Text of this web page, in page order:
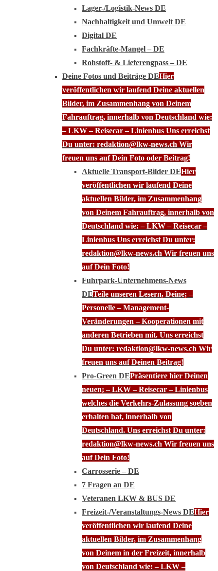
Lager-/Logistik-News DE
Nachhaltigkeit und Umwelt DE
Digital DE
Fachkräfte-Mangel – DE
Rohstoff- & Lieferengpass – DE
Deine Fotos und Beiträge DEHier
veröffentlichen wir laufend Deine aktuellen
Bilder, im Zusammenhang von Deinem
Fahrauftrag, innerhalb von Deutschland wie:
– LKW – Reisecar – Linienbus Uns erreichst
Du unter: redaktion@lkw-news.ch Wir
freuen uns auf Dein Foto oder Beitrag!
Aktuelle Transport-Bilder DEHier
veröffentlichen wir laufend Deine
aktuellen Bilder, im Zusammenhang
von Deinem Fahrauftrag, innerhalb von
Deutschland wie: – LKW – Reisecar –
Linienbus Uns erreichst Du unter:
redaktion@lkw-news.ch Wir freuen uns
auf Dein Foto!
Fuhrpark-Unternehmens-News
DETeile unseren Lesern, Deine; –
Personelle – Management-
Veränderungen – Kooperationen mit
anderen Betrieben mit. Uns erreichst
Du unter: redaktion@lkw-news.ch Wir
freuen uns auf Deinen Beitrag!
Pro-Green DEPräsentiere hier Deinen
neuen; – LKW – Reisecar – Linienbus
welches die Verkehrs-Zulassung soeben
erhalten hat, innerhalb von
Deutschland. Uns erreichst Du unter:
redaktion@lkw-news.ch Wir freuen uns
auf Dein Foto!
Carrosserie – DE
7 Fragen an DE
Veteranen LKW & BUS DE
Freizeit-/Veranstaltungs-News DEHier
veröffentlichen wir laufend Deine
aktuellen Bilder, im Zusammenhang
von Deinem in der Freizeit, innerhalb
von Deutschland wie: – LKW –